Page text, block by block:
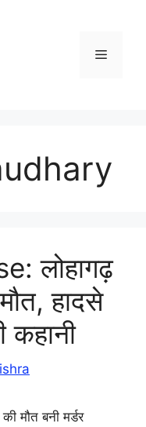
Menu
लोहागढ़
हादसे
कहानी
मौत बनी मर्डर